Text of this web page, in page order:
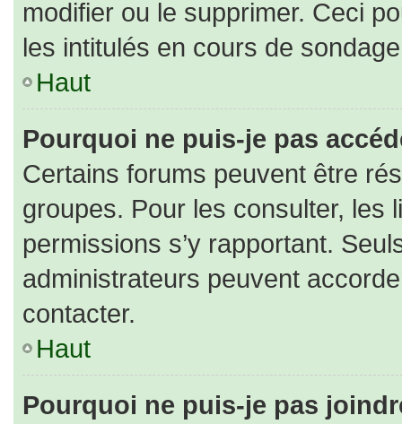
modifier ou le supprimer. Ceci
les intitulés en cours de
Haut
Pourquoi ne puis-je pas
Certains forums peuvent être
groupes. Pour les consulter, les
permissions s’y rapportant.
administrateurs peuvent
contacter.
Haut
Pourquoi ne puis-je pas